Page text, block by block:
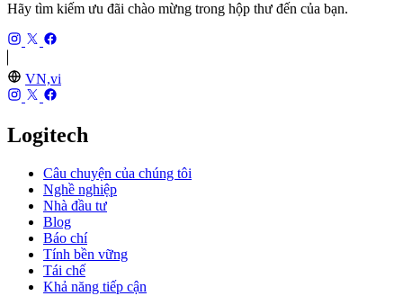
Hãy tìm kiếm ưu đãi chào mừng trong hộp thư đến của bạn.
VN,vi
Logitech
Câu chuyện của chúng tôi
Nghề nghiệp
Nhà đầu tư
Blog
Báo chí
Tính bền vững
Tái chế
Khả năng tiếp cận